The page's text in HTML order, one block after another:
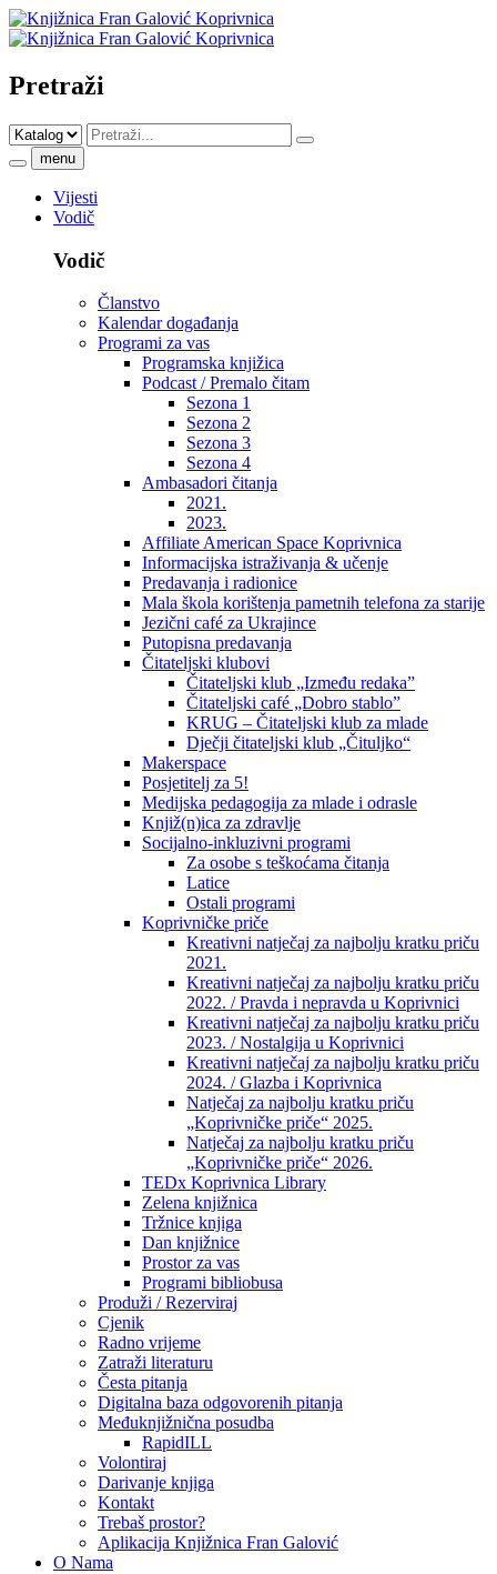
Pretraži
menu
Vijesti
Vodič
Vodič
Članstvo
Kalendar događanja
Programi za vas
Programska knjižica
Podcast / Premalo čitam
Sezona 1
Sezona 2
Sezona 3
Sezona 4
Ambasadori čitanja
2021.
2023.
Affiliate American Space Koprivnica
Informacijska istraživanja & učenje
Predavanja i radionice
Mala škola korištenja pametnih telefona za starije
Jezični café za Ukrajince
Putopisna predavanja
Čitateljski klubovi
Čitateljski klub „Između redaka”
Čitateljski café „Dobro stablo”
KRUG – Čitateljski klub za mlade
Dječji čitateljski klub „Čituljko“
Makerspace
Posjetitelj za 5!
Medijska pedagogija za mlade i odrasle
Knjiž(n)ica za zdravlje
Socijalno-inkluzivni programi
Za osobe s teškoćama čitanja
Latice
Ostali programi
Koprivničke priče
Kreativni natječaj za najbolju kratku priču
2021.
Kreativni natječaj za najbolju kratku priču
2022. / Pravda i nepravda u Koprivnici
Kreativni natječaj za najbolju kratku priču
2023. / Nostalgija u Koprivnici
Kreativni natječaj za najbolju kratku priču
2024. / Glazba i Koprivnica
Natječaj za najbolju kratku priču
„Koprivničke priče“ 2025.
Natječaj za najbolju kratku priču
„Koprivničke priče“ 2026.
TEDx Koprivnica Library
Zelena knjižnica
Tržnice knjiga
Dan knjižnice
Prostor za vas
Programi bibliobusa
Produži / Rezerviraj
Cjenik
Radno vrijeme
Zatraži literaturu
Česta pitanja
Digitalna baza odgovorenih pitanja
Međuknjižnična posudba
RapidILL
Volontiraj
Darivanje knjiga
Kontakt
Trebaš prostor?
Aplikacija Knjižnica Fran Galović
O Nama